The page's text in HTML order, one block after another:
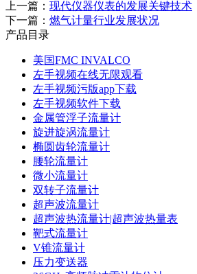
上一篇： 现代仪器仪表的发展关键技术
下一篇： 燃气计量行业发展状况
产品目录
美国FMC INVALCO
左手视频在线无限观看
左手视频污版app下载
左手视频软件下载
金属管浮子流量计
旋进旋涡流量计
椭圆齿轮流量计
腰轮流量计
微小流量计
双转子流量计
超声波流量计
超声波热流量计|超声波热量表
靶式流量计
V锥流量计
压力变送器